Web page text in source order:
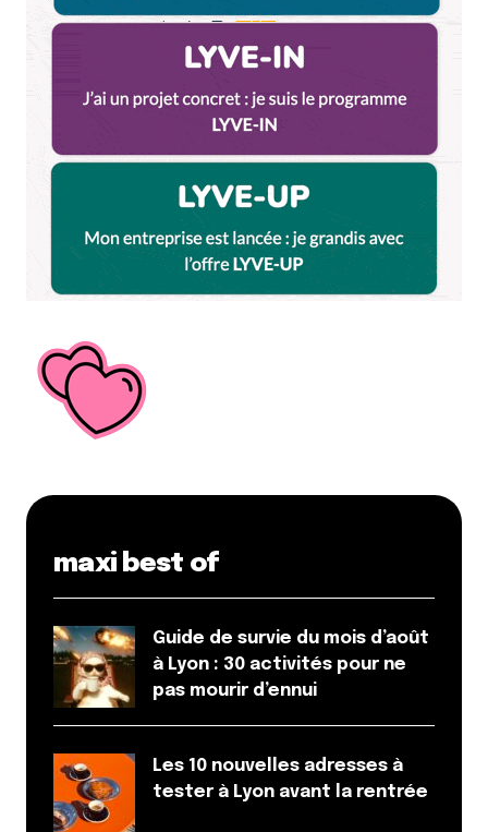
Enregistrer mon nom, mon e-mail et mon site dans le
navigateur pour mon prochain commentaire.
maxi best of
Guide de survie du mois d’août
à Lyon : 30 activités pour ne
pas mourir d’ennui
Les 10 nouvelles adresses à
tester à Lyon avant la rentrée